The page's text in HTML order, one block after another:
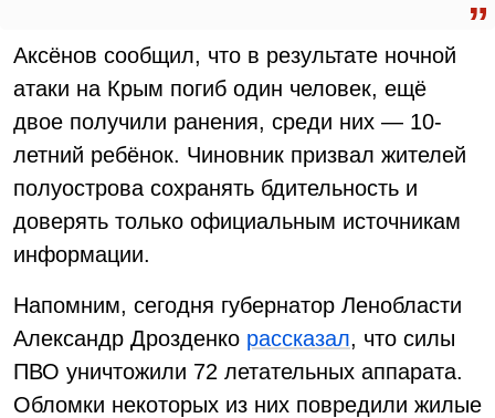
Аксёнов сообщил, что в результате ночной
атаки на Крым погиб один человек, ещё
двое получили ранения, среди них — 10-
летний ребёнок. Чиновник призвал жителей
полуострова сохранять бдительность и
доверять только официальным источникам
информации.
Напомним, сегодня губернатор Ленобласти
Александр Дрозденко рассказал, что силы
ПВО уничтожили 72 летательных аппарата.
Обломки некоторых из них повредили жилые